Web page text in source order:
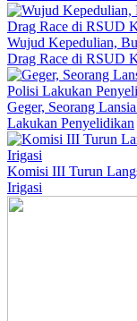
Wujud Kepedulian,
Drag Race di RSUD
Geger, Seorang
Lakukan Penyelidikan
Komisi III Turun
Irigasi